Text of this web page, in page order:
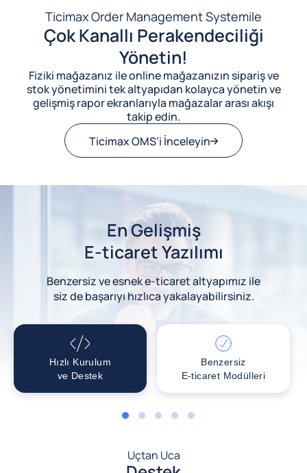
Ticimax Order Management Systemile
Çok Kanallı Perakendeciliği
Yönetin!
Fiziki mağazanız ile online mağazanızın sipariş ve
stok yönetimini tek altyapıdan kolayca yönetin ve
gelişmiş rapor ekranlarıyla mağazalar arası akışı
takip edin.
Ticimax OMS’i İnceleyin
En Gelişmiş
E-ticaret Yazılımı
Benzersiz ve esnek e-ticaret altyapımız ile
siz de başarıyı hızlıca yakalayabilirsiniz.
Hızlı Kurulum
ve Destek
Benzersiz
E-ticaret Modülleri
1 2 3 4 5
Uçtan Uca